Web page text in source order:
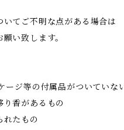
てご不明な点がある場合は
い致します。
ージ等の付属品がついていな
り香があるもの
れたもの